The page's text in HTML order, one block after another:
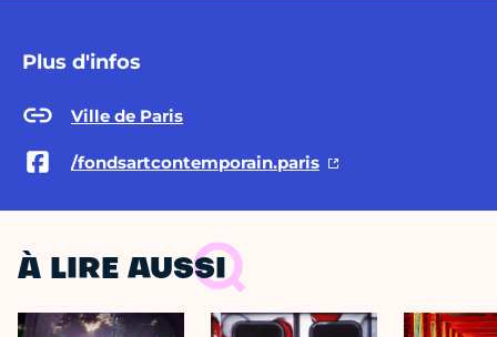
Plus d'infos
Ville de Paris
/fondsartcontemporain.paris
À LIRE AUSSI